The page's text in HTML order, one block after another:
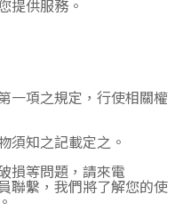
提供服務。
一項之規定，行使相關權
須知之記載定之。
損等問題，請來電
聯繫，我們將了解您的使